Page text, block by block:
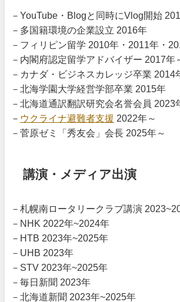
－YouTube・Blogと同時にVlog開始
－多国籍環境の企業設立 2016年
－フィリピン留学 2010年・2011年・
－内閣府認定留学アドバイザー 2017年
－カナダ・ビジネスカレッジ卒業 2014
－北海学園大学経営学部卒業 2015年
－北海道通訳翻訳研究会名誉会員 2023
－ ウクライナ避難者支援 2022年～
－菅原ゼミ「秀友会」会長 2025年～
講演・メディア出演
－札幌南ロータリークラブ講演
－NHK 2022年~2024年
－HTB 2023年~2025年
－UHB 2023年
－STV 2023年~2025年
－毎日新聞 2023年
－北海道新聞 2023年~2025年